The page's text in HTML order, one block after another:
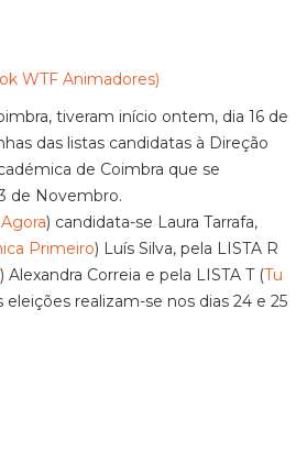
WTF Animadores)
tiveram início ontem, dia 16 de
das listas candidatas à Direção
de Coimbra que se
de Novembro.
) candidata-se Laura Tarrafa,
Primeiro) Luís Silva, pela LISTA R
) Alexandra Correia e pela LISTA T (Tu
eleições realizam-se nos dias 24 e 25